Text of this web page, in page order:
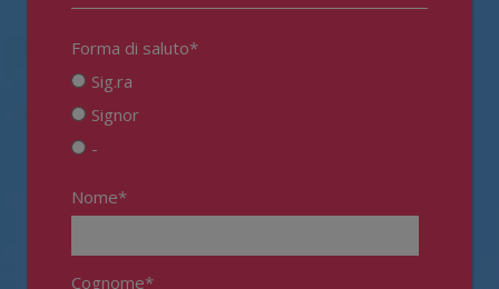
Forma di saluto*
Sig.ra
Signor
-
Nome*
Cognome*